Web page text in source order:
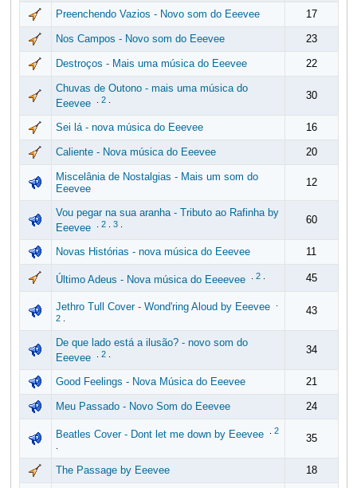
Preenchendo Vazios - Novo som do Eeevee 17
Nos Campos - Novo som do Eeevee 23
Destroços - Mais uma música do Eeevee 22
Chuvas de Outono - mais uma música do
Eeevee
2. 30
Sei lá - nova música do Eeevee 16
Caliente - Nova música do Eeevee 20
Miscelânia de Nostalgias - Mais um som do
Eeevee
12
Vou pegar na sua aranha - Tributo ao Rafinha by
Eeevee
2. 3. 60
Novas Histórias - nova música do Eeevee 11
Último Adeus - Nova música do Eeeevee 2. 45
Jethro Tull Cover - Wond'ring Aloud by Eeevee
2.
43
De que lado está a ilusão? - novo som do
Eeevee
2. 34
Good Feelings - Nova Música do Eeevee 21
Meu Passado - Novo Som do Eeevee 24
Beatles Cover - Dont let me down by Eeevee
2
35
The Passage by Eeevee 18